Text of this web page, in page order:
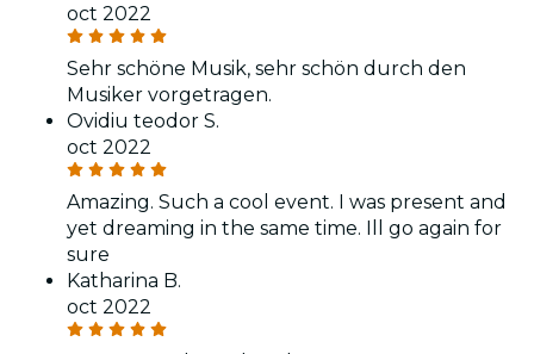
oct 2022
Sehr schöne Musik, sehr schön durch den
Musiker vorgetragen.
Ovidiu teodor S.
oct 2022
Amazing. Such a cool event. I was present and
yet dreaming in the same time. Ill go again for
sure
Katharina B.
oct 2022